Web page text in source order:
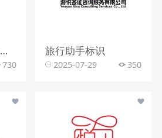
仅从 “MIUSITE” 文字和字母 “M” 的图形标识，难以精准判断行业。
730
旅行助手标识
2025-07-29 350